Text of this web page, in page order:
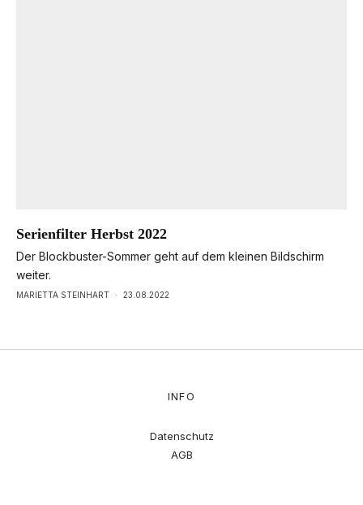
Serienfilter Herbst 2022
Der Blockbuster-Sommer geht auf dem kleinen Bildschirm
weiter.
MARIETTA STEINHART · 23.08.2022
INFO
Datenschutz
AGB